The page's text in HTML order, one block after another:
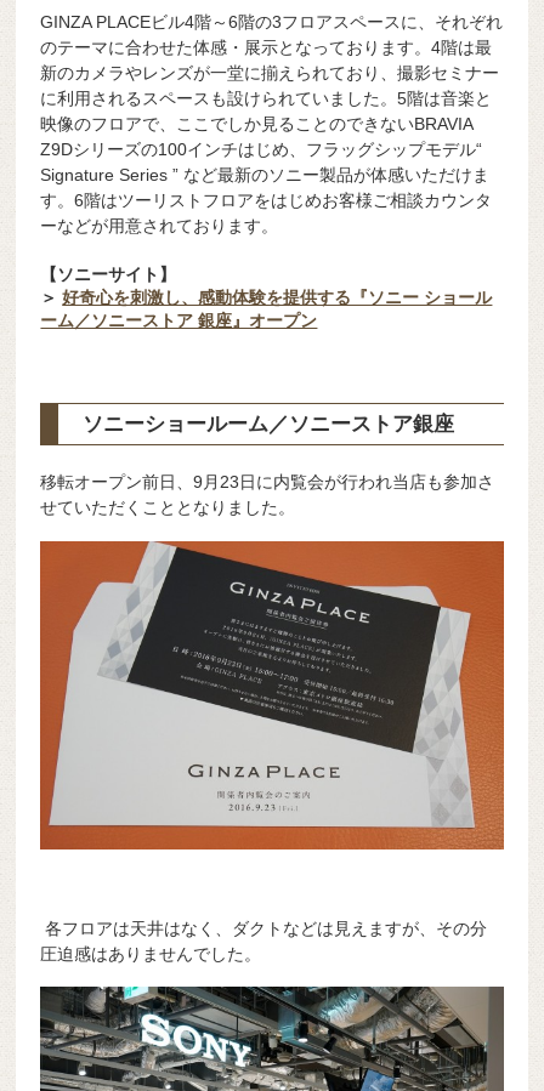
GINZA PLACEビル4階～6階の3フロアスペースに、それぞれ
のテーマに合わせた体感・展示となっております。4階は最
新のカメラやレンズが一堂に揃えられており、撮影セミナー
に利用されるスペースも設けられていました。5階は音楽と
映像のフロアで、ここでしか見ることのできないBRAVIA
Z9Dシリーズの100インチはじめ、フラッグシップモデル“
Signature Series ” など最新のソニー製品が体感いただけま
す。6階はツーリストフロアをはじめお客様ご相談カウンタ
ーなどが用意されております。
【ソニーサイト】
＞好奇心を刺激し、感動体験を提供する『ソニー ショール
ーム／ソニーストア 銀座』オープン
ソニーショールーム／ソニーストア銀座
移転オープン前日、9月23日に内覧会が行われ当店も参加さ
せていただくこととなりました。
各フロアは天井はなく、ダクトなどは見えますが、その分
圧迫感はありませんでした。